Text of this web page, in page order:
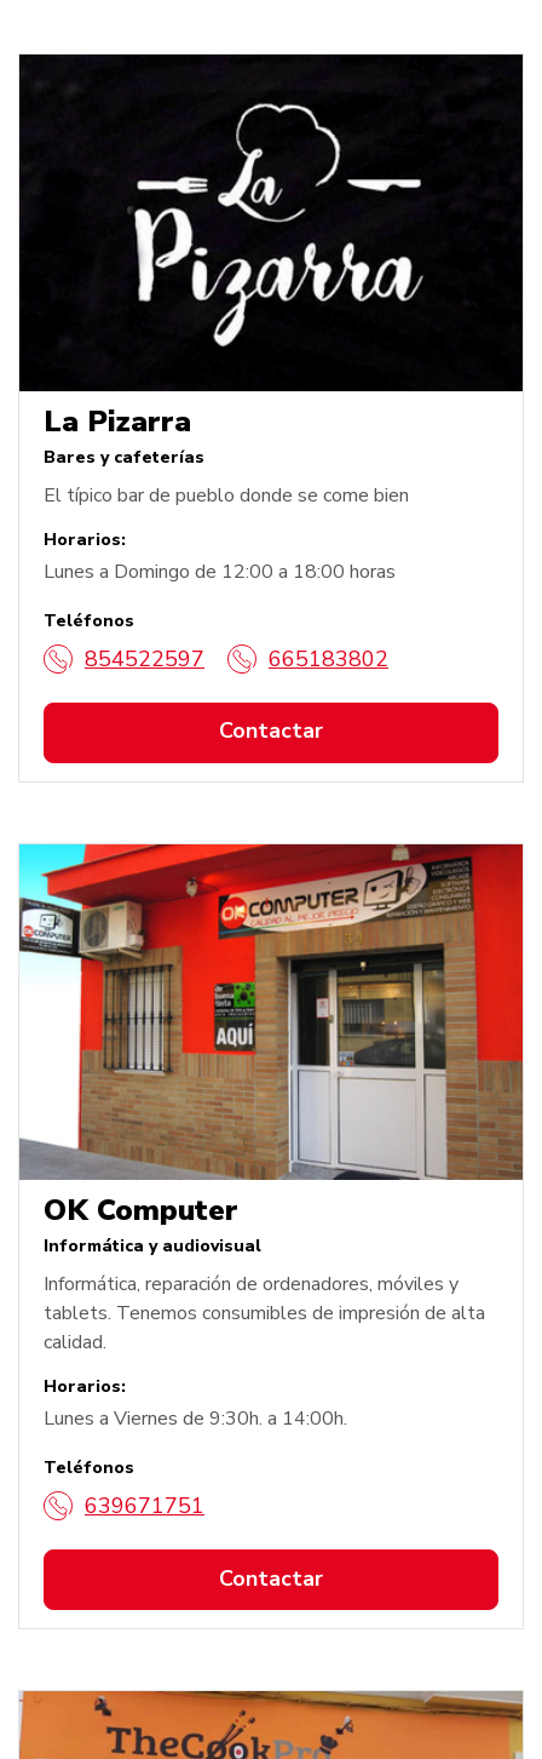
La Pizarra
Bares y cafeterías
El típico bar de pueblo donde se come bien
Horarios:
Lunes a Domingo de 12:00 a 18:00 horas
Teléfonos
854522597 665183802
Contactar
OK Computer
Informática y audiovisual
Informática, reparación de ordenadores, móviles y
tablets. Tenemos consumibles de impresión de alta
calidad.
Horarios:
Lunes a Viernes de 9:30h. a 14:00h.
Teléfonos
639671751
Contactar